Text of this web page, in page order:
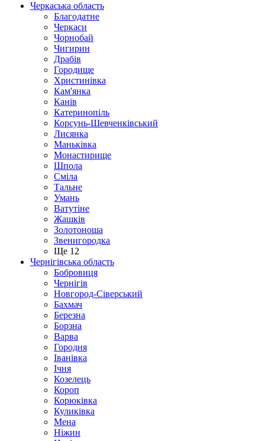
Черкаська область
Благодатне
Черкаси
Чорнобай
Чигирин
Драбів
Городище
Христинівка
Кам'янка
Канів
Катеринопіль
Корсунь-Шевченківський
Лисянка
Маньківка
Монастирище
Шпола
Сміла
Тальне
Умань
Ватутіне
Жашків
Золотоноша
Звенигородка
Ще 12
Чернігівська область
Бобровиця
Чернігів
Новгород-Сіверський
Бахмач
Березна
Борзна
Варва
Городня
Іванівка
Ічня
Козелець
Короп
Корюківка
Куликівка
Мена
Ніжин